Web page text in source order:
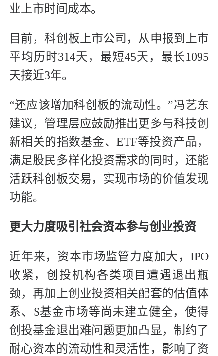
业上市时间成本。
目前，科创板上市公司，从申报到上市
平均历时314天，最短45天，最长1095
天接近3年。
“还应该增加科创板的流动性。”冯艺东
建议，管理层应鼓励推出更多与科技创
新相关的指数基金、ETF等投资产品，
满足股民多样化投资需求的同时，还能
活跃科创板交易，实现市场的价值发现
功能。
更大力度吸引社会资本参与创业投资
近年来，资本市场监管力度加大，IPO
收紧，创投机构各类项目遭遇退出瓶
颈，再加上创业投资相关配套的估值体
系、S基金市场等尚未建立健全，使得
创投基金退出难问题更加凸显，制约了
耐心资本的流动性和灵活性，影响了资